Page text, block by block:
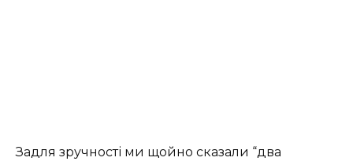
Задля зручності ми щойно сказали “два